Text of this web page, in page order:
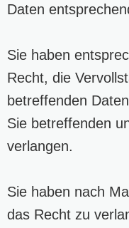
Daten
Sie haben
Recht, die
betreffenden
Sie betreffenden
verlangen.
Sie haben nach
das Recht zu